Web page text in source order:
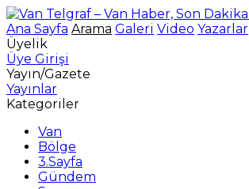
Ana Sayfa Arama Galeri Video Yazarlar
Üyelik
Üye Girişi
Yayın/Gazete
Yayınlar
Kategoriler
Van
Bölge
3.Sayfa
Gündem